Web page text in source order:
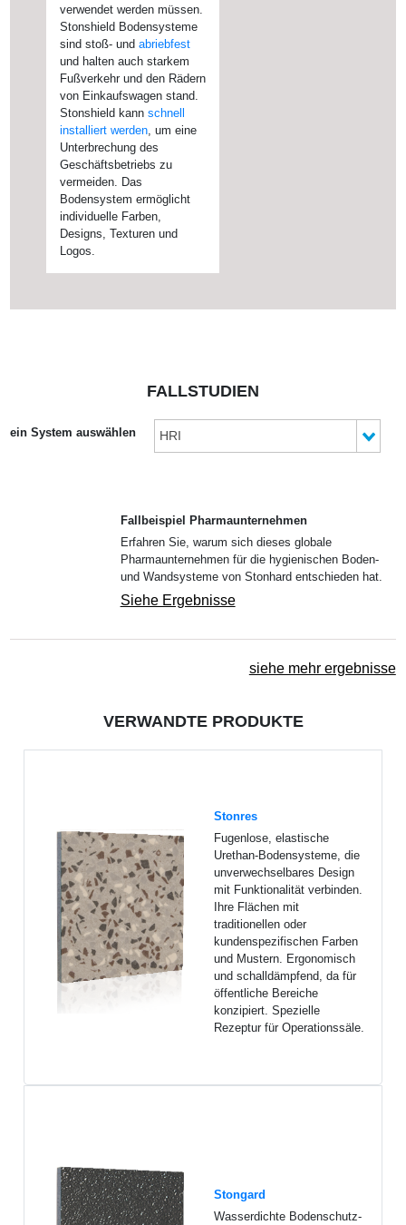
verwendet werden müssen.
Stonshield Bodensysteme
sind stoß- undabriebfest
und halten auch starkem
Fußverkehr und den Rädern
von Einkaufswagen stand.
Stonshield kannschnell
installiert werden , um eine
Unterbrechung des
Geschäftsbetriebs zu
vermeiden. Das
Bodensystem ermöglicht
individuelle Farben,
Designs, Texturen und
Logos.
Schutz vor
Chemikalien
Lebensmittelverarbeitung
Temperaturschwankungen
und Temperaturschocks
rutschhemmend
FALLSTUDIEN
ein System auswählen HRI
Fallbeispiel Pharmaunternehmen
Erfahren Sie, warum sich dieses globale
Pharmaunternehmen für die hygienischen Boden-
und Wandsysteme von Stonhard entschieden hat.
Siehe Ergebnisse
siehe mehr ergebnisse
VERWANDTE PRODUKTE
Stonres
Fugenlose, elastische
Urethan-Bodensysteme, die
unverwechselbares Design
mit Funktionalität verbinden.
Ihre Flächen mit
traditionellen oder
kundenspezifischen Farben
und Mustern. Ergonomisch
und schalldämpfend, da für
öffentliche Bereiche
konzipiert. Spezielle
Rezeptur für Operationssäle.
Stongard
Wasserdichte Bodenschutz-